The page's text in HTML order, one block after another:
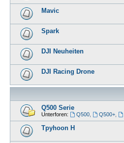
Mavic
Spark
DJI Neuheiten
DJI Racing Drone
Q500 Serie
Unterforen: Q500, Q500+,
Tpyhoon H